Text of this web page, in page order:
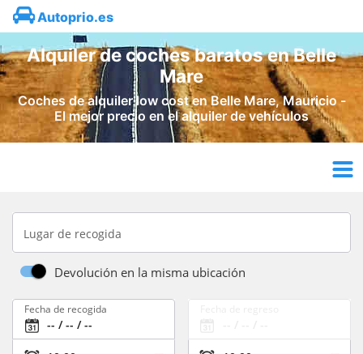
Autoprio.es
Alquiler de coches baratos en Belle
Mare
Coches de alquiler low cost en Belle Mare, Mauricio -
El mejor precio en el alquiler de vehículos